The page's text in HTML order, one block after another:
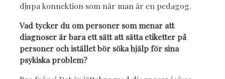
djupa konnektion som när man är en pedagog.
Vad tycker du om personer som menar att
diagnoser är bara ett sätt att sätta etiketter på
personer och istället bör söka hjälp för sina
psykiska problem?